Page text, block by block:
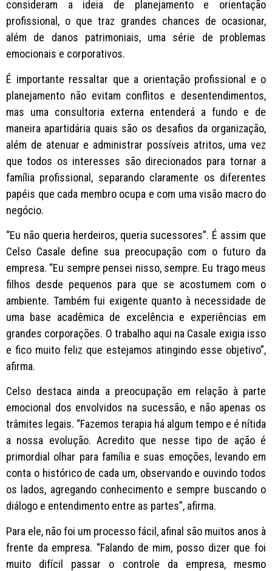
consideram a ideia de planejamento e orientação
profissional, o que traz grandes chances de ocasionar,
além de danos patrimoniais, uma série de problemas
emocionais e corporativos.
É importante ressaltar que a orientação profissional e o
planejamento não evitam conflitos e desentendimentos,
mas uma consultoria externa entenderá a fundo e de
maneira apartidária quais são os desafios da organização,
além de atenuar e administrar possíveis atritos, uma vez
que todos os interesses são direcionados para tornar a
família profissional, separando claramente os diferentes
papéis que cada membro ocupa e com uma visão macro do
negócio.
“Eu não queria herdeiros, queria sucessores”. É assim que
Celso Casale define sua preocupação com o futuro da
empresa. “Eu sempre pensei nisso, sempre. Eu trago meus
filhos desde pequenos para que se acostumem com o
ambiente. Também fui exigente quanto à necessidade de
uma base acadêmica de excelência e experiências em
grandes corporações. O trabalho aqui na Casale exigia isso
e fico muito feliz que estejamos atingindo esse objetivo”,
afirma.
Celso destaca ainda a preocupação em relação à parte
emocional dos envolvidos na sucessão, e não apenas os
trâmites legais. “Fazemos terapia há algum tempo e é nítida
a nossa evolução. Acredito que nesse tipo de ação é
primordial olhar para família e suas emoções, levando em
conta o histórico de cada um, observando e ouvindo todos
os lados, agregando conhecimento e sempre buscando o
diálogo e entendimento entre as partes”, afirma.
Para ele, não foi um processo fácil, afinal são muitos anos à
frente da empresa. “Falando de mim, posso dizer que foi
muito difícil passar o controle da empresa, mesmo